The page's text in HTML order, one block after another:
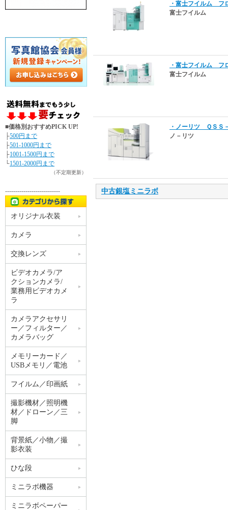
・富士フイルム フ
富士フイルム
・富士フイルム フ
富士フイルム
・ノーリツ ＱＳＳ
ノ－リツ
中古銀塩ミニラボ
■価格別おすすめPICK UP!
├500円まで
├501-1000円まで
├1001-1500円まで
└1501-2000円まで
（不定期更新）
---------------------------
オリジナル衣装
カメラ
交換レンズ
ビデオカメラ/ア
クションカメラ/
業務用ビデオカメ
ラ
カメラアクセサリ
ー／フィルター／
カメラバッグ
メモリーカード／
USBメモリ／電池
フイルム／印画紙
撮影機材／照明機
材／ドローン／三
脚
背景紙／小物／撮
影衣装
ひな段
ミニラボ機器
ミニラボペーパー